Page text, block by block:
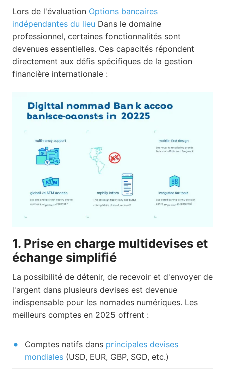
Lors de l'évaluation Options bancaires
indépendantes du lieu Dans le domaine
professionnel, certaines fonctionnalités sont
devenues essentielles. Ces capacités répondent
directement aux défis spécifiques de la gestion
financière internationale :
1. Prise en charge multidevises et
échange simplifié
La possibilité de détenir, de recevoir et d'envoyer de
l'argent dans plusieurs devises est devenue
indispensable pour les nomades numériques. Les
meilleurs comptes en 2025 offrent :
Comptes natifs dans principales devises
mondiales (USD, EUR, GBP, SGD, etc.)